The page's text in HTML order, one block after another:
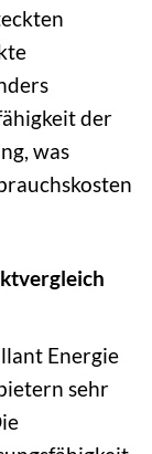
der
was
Energie
sehr